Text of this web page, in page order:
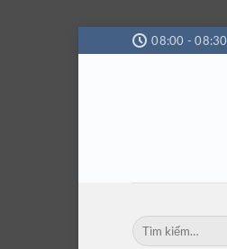
qua
08:00 - 08:30
Tìm
kiếm: